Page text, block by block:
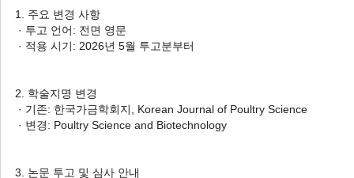
Author: Yongdae An
1 Articles are founded.
Containing Black Soldier Fly
Larvae Powder for Pet Dogs
1. 주요 변경 사항
· 투고 언어: 전면 영문
· 적용 시기: 2026년 5월 투고분부터
2. 학술지명 변경
· 기존: 한국가금학회지, Korean Journal of Poultry Science
· 변경: Poultry Science and Biotechnology
3. 논문 투고 및 심사 안내